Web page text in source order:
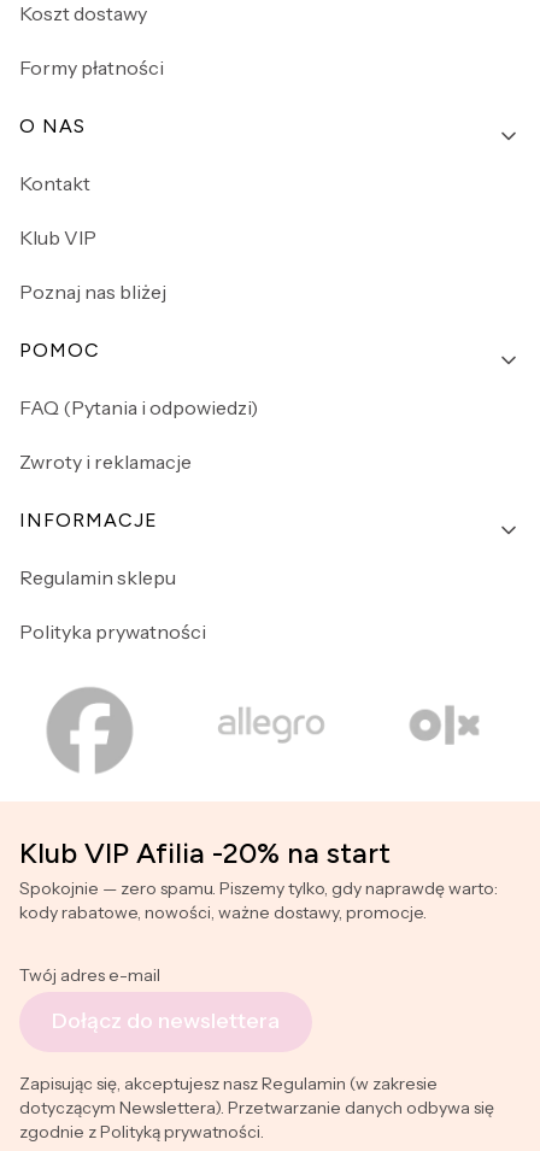
Koszt dostawy
Formy płatności
O NAS
Kontakt
Klub VIP
Poznaj nas bliżej
POMOC
FAQ (Pytania i odpowiedzi)
Zwroty i reklamacje
INFORMACJE
Regulamin sklepu
Polityka prywatności
Klub VIP Afilia -20% na start
Spokojnie — zero spamu. Piszemy tylko, gdy naprawdę warto:
kody rabatowe, nowości, ważne dostawy, promocje.
Twój adres e-mail
Dołącz do newslettera
Zapisując się, akceptujesz nasz Regulamin (w zakresie
dotyczącym Newslettera). Przetwarzanie danych odbywa się
zgodnie z Polityką prywatności.